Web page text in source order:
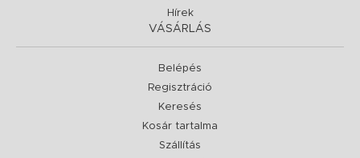
Hírek
VÁSÁRLÁS
Belépés
Regisztráció
Keresés
Kosár tartalma
Szállítás